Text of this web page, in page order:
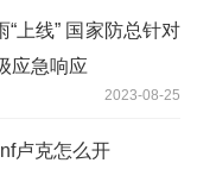
上线” 国家防总针对
应急响应
2023-08-25
卢克怎么开